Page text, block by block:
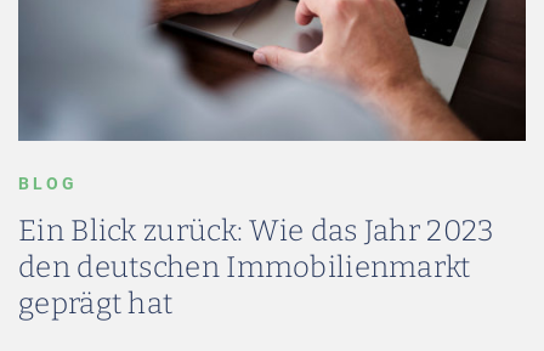
BLOG
Ein Blick zurück: Wie das Jahr 2023
den deutschen Immobilienmarkt
geprägt hat